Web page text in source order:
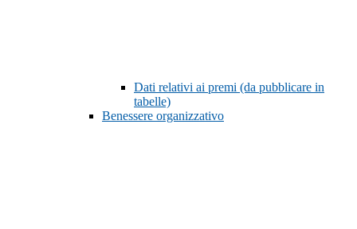
Dati relativi ai premi (da pubblicare in
tabelle)
Benessere organizzativo